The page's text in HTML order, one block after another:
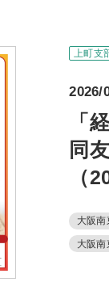
上町支
2026/
「
同
（
大阪南
大阪南